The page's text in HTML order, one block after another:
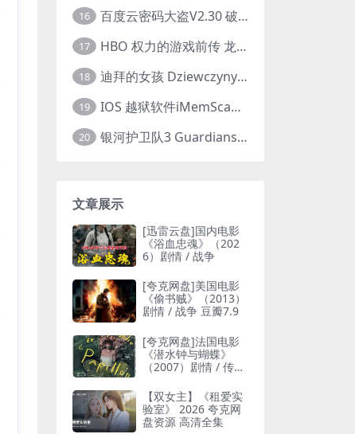
16 百度云密码大盗V2.30 破解分享链接提取码
17 HBO 权力的游戏前传 龙之家族 House of the Dragon (2022) 中字 1080P 更新4集
18 迪拜的女孩 Dziewczyny z Dubaju (2021) 1080P 中字
19 IOS 越狱软件iMemScan version1.2.6 游戏内存修改器
20 银河护卫队3 Guardians of the Galaxy Vol. 3 (2023)4K高清资源1080p只分享精品
文章展示
[迅雷云盘]国内电影
《浴血忠魂》（202
6）剧情 / 战争
[夸克网盘]美国电影
《偷书贼》（2013）
剧情 / 战争 豆瓣7.9
[夸克网盘]法国电影
《潜水钟与蝴蝶》
（2007）剧情 / 传记
【双女主】《租爱实
验室》 2026 夸克网
盘资源 高清全集